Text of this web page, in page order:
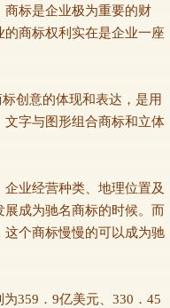
商标是企业极为重要的财
商标权利实在是企业一座
创意的体现和表达，是用
字与图形组合商标和立体
业经营种类、地理位置及
成为驰名商标的时候。而
个商标慢慢的可以成为驰
359．9亿美元、330．45